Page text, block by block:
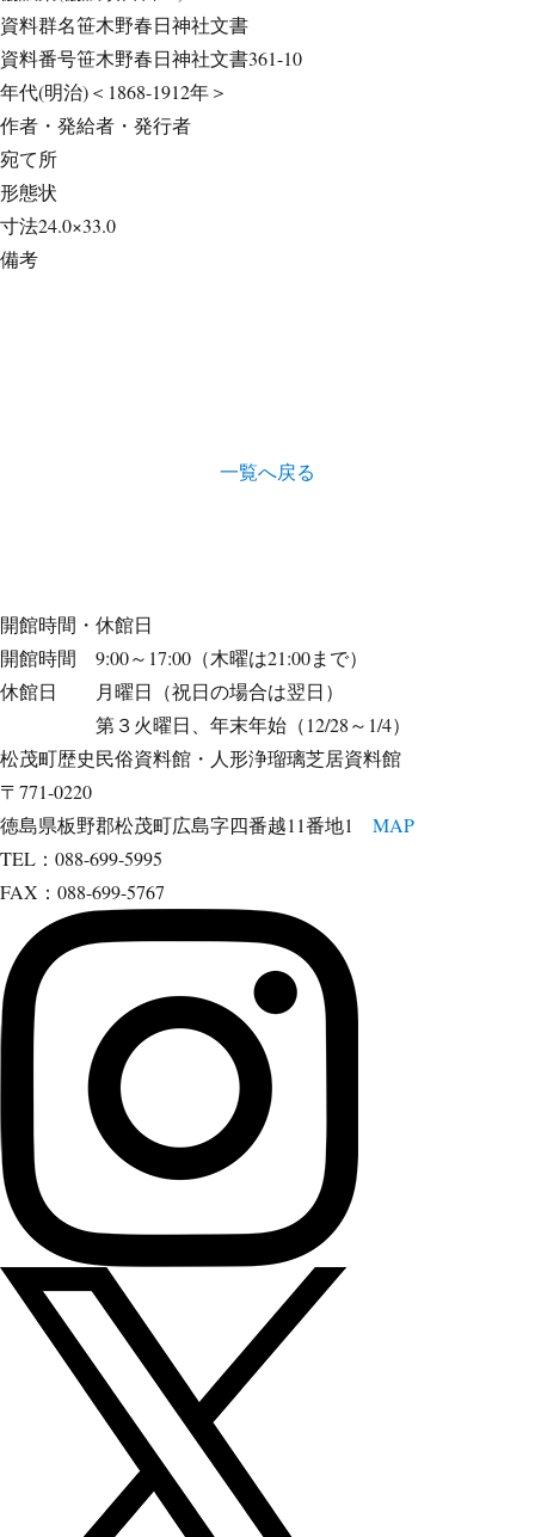
資料群名笹木野春日神社文書
資料番号笹木野春日神社文書361-10
年代(明治)＜1868-1912年＞
作者・発給者・発行者
宛て所
形態状
寸法24.0×33.0
備考
一覧へ戻る
開館時間・休館日
開館時間 9:00～17:00（木曜は21:00まで）
休館日 月曜日（祝日の場合は翌日）
第３火曜日、年末年始（12/28～1/4）
松茂町歴史民俗資料館・人形浄瑠璃芝居資料館
〒771-0220
徳島県板野郡松茂町広島字四番越11番地1 MAP
TEL：088-699-5995
FAX：088-699-5767